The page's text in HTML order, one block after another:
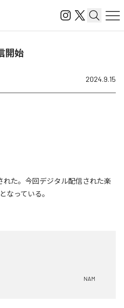
開始
2024.9.15
れた。今回デジタル配信された楽
なっている。
NAM